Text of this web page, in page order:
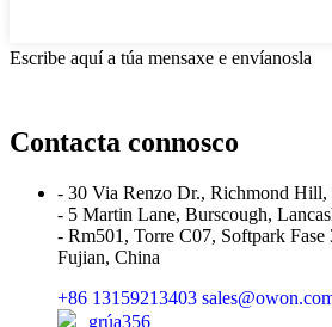
Escribe aquí a túa mensaxe e envíanosla
Contacta connosco
- 30 Via Renzo Dr., Richmond Hill,
- 5 Martin Lane, Burscough,
- Rm501, Torre C07, Softpark Fase
Fujian, China
+86 13159213403
grúa356